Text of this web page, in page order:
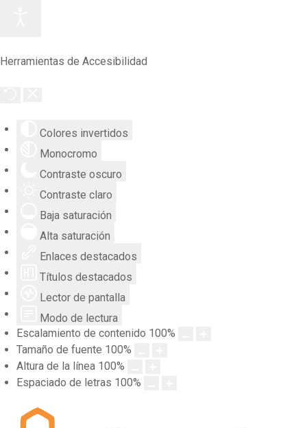
Herramientas de Accesibilidad
Colores invertidos
Monocromo
Contraste oscuro
Contraste claro
Baja saturación
Alta saturación
Enlaces destacados
Títulos destacados
Lector de pantalla
Modo de lectura
Escalamiento de contenido 100%
Tamaño de fuente 100%
Altura de la línea 100%
Espaciado de letras 100%